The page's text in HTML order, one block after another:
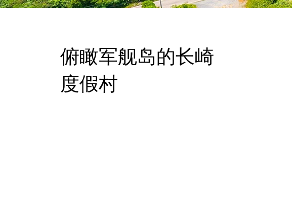
​俯瞰军舰岛的长崎
度假村